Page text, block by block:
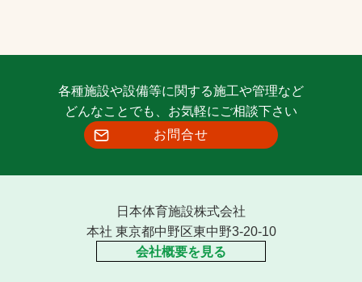
各種施設や設備等に関する施工や管理など
どんなことでも、お気軽にご相談下さい
お問合せ
日本体育施設株式会社
本社 東京都中野区東中野3-20-10
会社概要を見る